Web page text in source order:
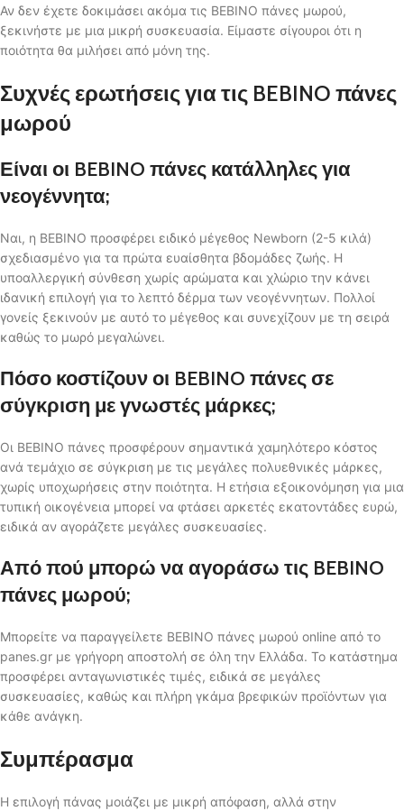
Αν δεν έχετε δοκιμάσει ακόμα τις BEBINO πάνες μωρού,
ξεκινήστε με μια μικρή συσκευασία. Είμαστε σίγουροι ότι η
ποιότητα θα μιλήσει από μόνη της.
Συχνές ερωτήσεις για τις BEBINO πάνες
μωρού
Είναι οι BEBINO πάνες κατάλληλες για
νεογέννητα;
Ναι, η BEBINO προσφέρει ειδικό μέγεθος Newborn (2-5 κιλά)
σχεδιασμένο για τα πρώτα ευαίσθητα βδομάδες ζωής. Η
υποαλλεργική σύνθεση χωρίς αρώματα και χλώριο την κάνει
ιδανική επιλογή για το λεπτό δέρμα των νεογέννητων. Πολλοί
γονείς ξεκινούν με αυτό το μέγεθος και συνεχίζουν με τη σειρά
καθώς το μωρό μεγαλώνει.
Πόσο κοστίζουν οι BEBINO πάνες σε
σύγκριση με γνωστές μάρκες;
Οι BEBINO πάνες προσφέρουν σημαντικά χαμηλότερο κόστος
ανά τεμάχιο σε σύγκριση με τις μεγάλες πολυεθνικές μάρκες,
χωρίς υποχωρήσεις στην ποιότητα. Η ετήσια εξοικονόμηση για μια
τυπική οικογένεια μπορεί να φτάσει αρκετές εκατοντάδες ευρώ,
ειδικά αν αγοράζετε μεγάλες συσκευασίες.
Από πού μπορώ να αγοράσω τις BEBINO
πάνες μωρού;
Μπορείτε να παραγγείλετε BEBINO πάνες μωρού online από το
panes.gr με γρήγορη αποστολή σε όλη την Ελλάδα. Το κατάστημα
προσφέρει ανταγωνιστικές τιμές, ειδικά σε μεγάλες
συσκευασίες, καθώς και πλήρη γκάμα βρεφικών προϊόντων για
κάθε ανάγκη.
Συμπέρασμα
Η επιλογή πάνας μοιάζει με μικρή απόφαση, αλλά στην